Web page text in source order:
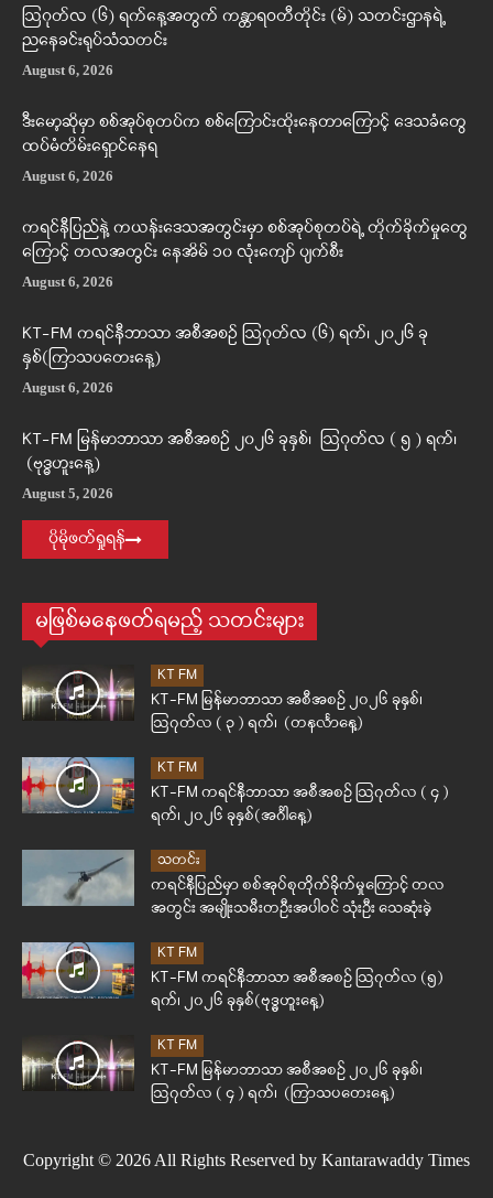
ဩဂုတ်လ (၆) ရက်နေ့အတွက် ကန္တာရဝတီတိုင်း (မ်) သတင်းဌာနရဲ့
ညနေခင်းရုပ်သံသတင်း
August 6, 2026
ဒီးမော့ဆိုမှာ စစ်အုပ်စုတပ်က စစ်ကြောင်းထိုးနေတာကြောင့် ဒေသခံတွေ
ထပ်မံတိမ်းရှောင်နေရ
August 6, 2026
ကရင်နီပြည်နဲ့ ကယန်းဒေသအတွင်းမှာ စစ်အုပ်စုတပ်ရဲ့ တိုက်ခိုက်မှုတွေ
ကြောင့် တလအတွင်း နေအိမ် ၁၀ လုံးကျော် ပျက်စီး
August 6, 2026
KT-FM ကရင်နီဘာသာ အစီအစဉ် ဩဂုတ်လ (၆) ရက်၊ ၂၀၂၆ ခု
နှစ်(ကြာသပတေးနေ့)
August 6, 2026
KT-FM မြန်မာဘာသာ အစီအစဉ် ၂၀၂၆ ခုနှစ်၊ ဩဂုတ်လ ( ၅ ) ရက်၊
(ဗုဒ္ဓဟူးနေ့)
August 5, 2026
ပိုမိုဖတ်ရှုရန်
မဖြစ်မနေဖတ်ရမည့် သတင်းများ
KT FM
KT-FM မြန်မာဘာသာ အစီအစဉ် ၂၀၂၆ ခုနှစ်၊
ဩဂုတ်လ ( ၃ ) ရက်၊ (တနင်္လာနေ့)
KT FM
KT-FM ကရင်နီဘာသာ အစီအစဉ် ဩဂုတ်လ ( ၄ )
ရက်၊ ၂၀၂၆ ခုနှစ်(အင်္ဂါနေ့)
သတင်း
ကရင်နီပြည်မှာ စစ်အုပ်စုတိုက်ခိုက်မှုကြောင့် တလ
အတွင်း အမျိုးသမီးတဦးအပါဝင် သုံးဦး သေဆုံးခဲ့
KT FM
KT-FM ကရင်နီဘာသာ အစီအစဉ် ဩဂုတ်လ (၅)
ရက်၊ ၂၀၂၆ ခုနှစ်(ဗုဒ္ဓဟူးနေ့)
KT FM
KT-FM မြန်မာဘာသာ အစီအစဉ် ၂၀၂၆ ခုနှစ်၊
ဩဂုတ်လ ( ၄ ) ရက်၊ (ကြာသပတေးနေ့)
Copyright © 2026 All Rights Reserved by Kantarawaddy Times